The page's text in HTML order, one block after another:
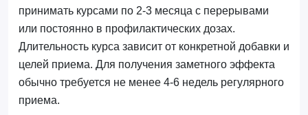
принимать курсами по 2-3 месяца с перерывами
или постоянно в профилактических дозах.
Длительность курса зависит от конкретной добавки и
целей приема. Для получения заметного эффекта
обычно требуется не менее 4-6 недель регулярного
приема.